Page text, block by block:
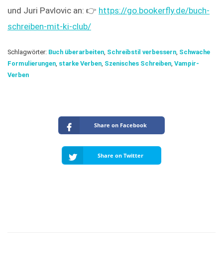
und Juri Pavlovic an: 👉 https://go.bookerfly.de/buch-
schreiben-mit-ki-club/
Schlagwörter: Buch überarbeiten, Schreibstil verbessern, Schwache
Formulierungen, starke Verben, Szenisches Schreiben, Vampir-
Verben
Share on Facebook
Share on Twitter